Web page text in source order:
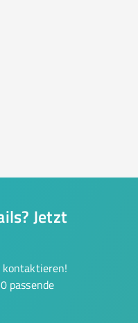
Jetzt
kontaktieren!
passende